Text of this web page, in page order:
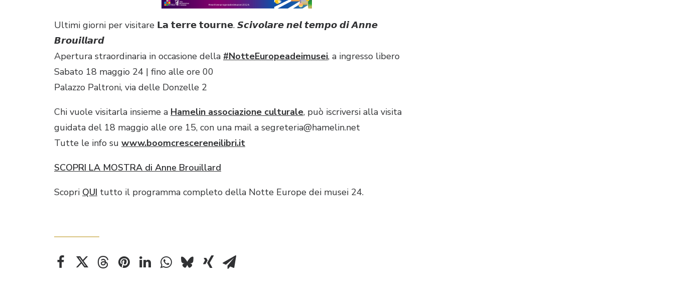
Ultimi giorni per visitare 𝗟𝗮 𝘁𝗲𝗿𝗿𝗲 𝘁𝗼𝘂𝗿𝗻𝗲. 𝙎𝙘𝙞𝙫𝙤𝙡𝙖𝙧𝙚 𝙣𝙚𝙡 𝙩𝙚𝙢𝙥𝙤 𝙙𝙞 𝘼𝙣𝙣𝙚
𝘽𝙧𝙤𝙪𝙞𝙡𝙡𝙖𝙧𝙙
Apertura straordinaria in occasione della #NotteEuropeadeimusei, a ingresso libero
Sabato 18 maggio 24 | fino alle ore 00
Palazzo Paltroni, via delle Donzelle 2
Chi vuole visitarla insieme a Hamelin associazione culturale, può iscriversi alla visita
guidata del 18 maggio alle ore 15, con una mail a segreteria@hamelin.net
Tutte le info su www.boomcrescereneilibri.it
SCOPRI LA MOSTRA di Anne Brouillard
Scopri QUI tutto il programma completo della Notte Europe dei musei 24.